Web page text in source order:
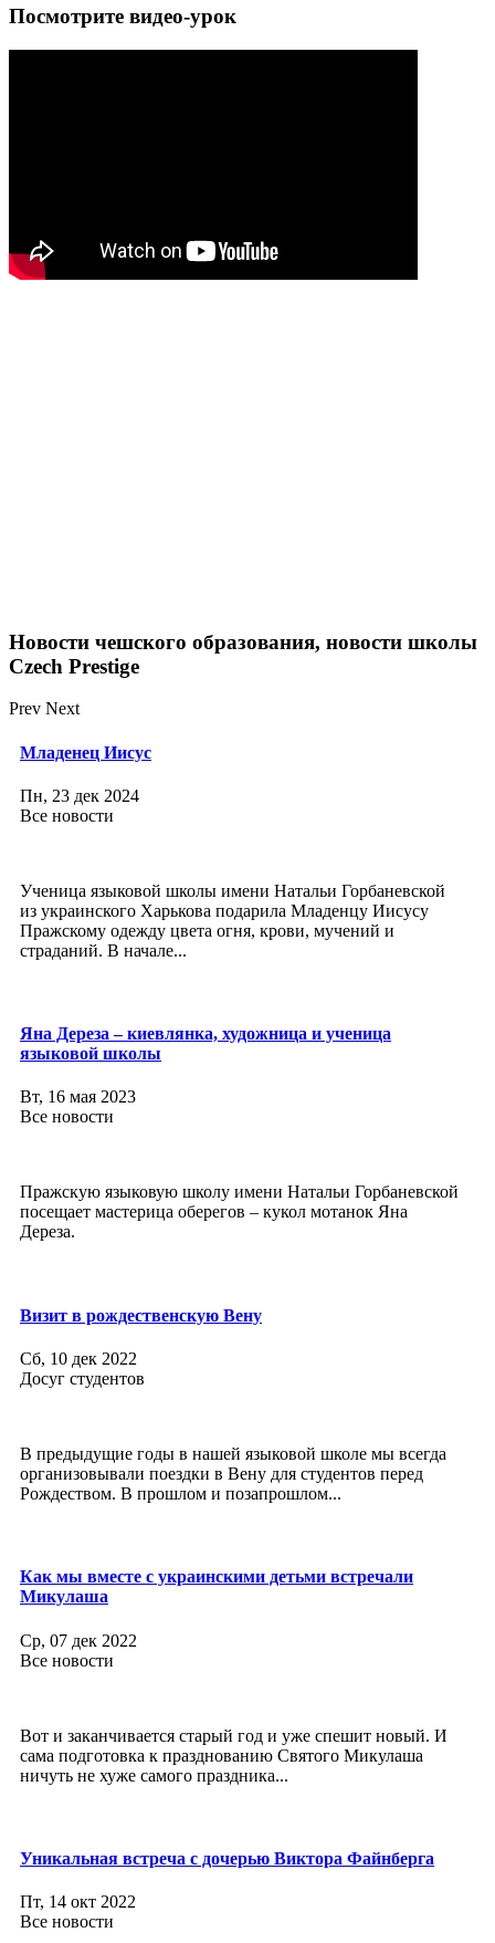
Посмотрите видео-урок
Новости чешского образования, новости школы
Czech Prestige
Prev Next
Младенец Иисус
Пн, 23 дек 2024
Все новости
Ученица языковой школы имени Натальи Горбаневской
из украинского Харькова подарила Младенцу Иисусу
Пражскому одежду цвета огня, крови, мучений и
страданий. В начале...
Яна Дереза – киевлянка, художница и ученица
языковой школы
Вт, 16 мая 2023
Все новости
Пражскую языковую школу имени Натальи Горбаневской
посещает мастерица оберегов – кукол мотанок Яна
Дереза.
Визит в рождественскую Вену
Сб, 10 дек 2022
Досуг студентов
В предыдущие годы в нашей языковой школе мы всегда
организовывали поездки в Вену для студентов перед
Рождеством. В прошлом и позапрошлом...
Как мы вместе с украинскими детьми встречали
Микулаша
Ср, 07 дек 2022
Все новости
Вот и заканчивается старый год и уже спешит новый. И
сама подготовка к празднованию Святого Микулаша
ничуть не хуже самого праздника...
Уникальная встреча с дочерью Виктора Файнберга
Пт, 14 окт 2022
Все новости